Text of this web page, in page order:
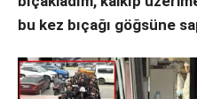
bu kez bıçağı göğsüne